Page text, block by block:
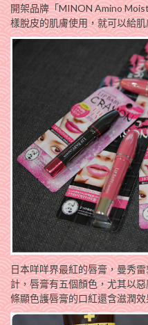
開架品牌「MINON Amino
樣脫皮的肌膚使用，就可以給
日本咩咩界最紅的唇膏，曼秀
計，唇膏有五個顏色，尤其以
條顯色護唇膏的口紅還含滋潤